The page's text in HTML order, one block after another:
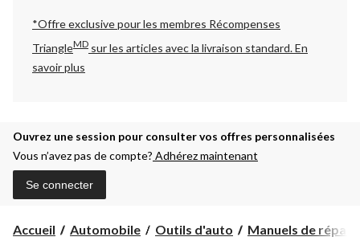
*Offre exclusive pour les membres Récompenses
TriangleMD sur les articles avec la livraison standard.En
savoir plus
Ouvrez une session pour consulter vos offres personnalisées
Vous n’avez pas de compte? Adhérez maintenant
Se connecter
Accueil Automobile Outils d'auto Manuels de